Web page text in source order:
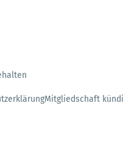
Mitgliedschaft